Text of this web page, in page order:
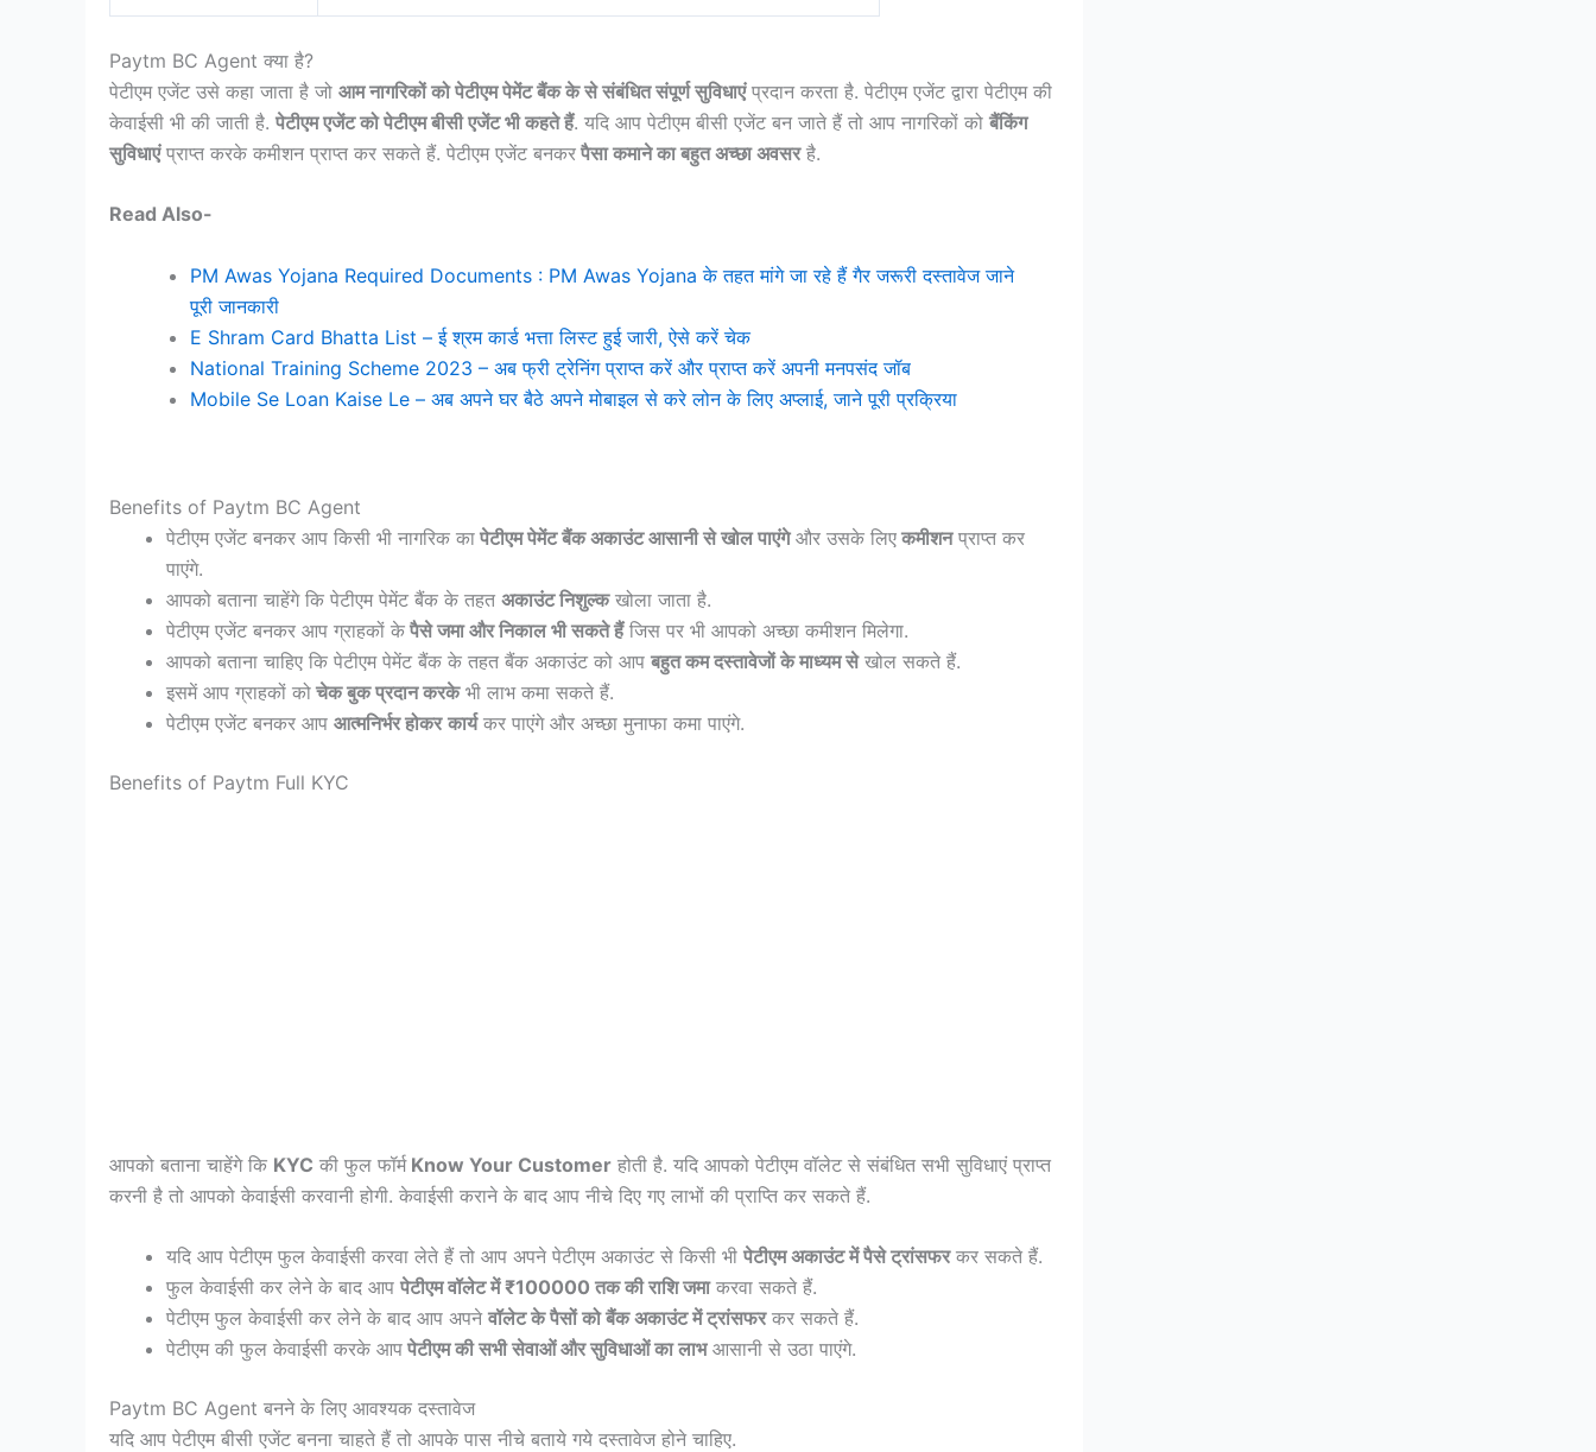
Paytm BC Agent क्या है?
पेटीएम एजेंट उसे कहा जाता है जो आम नागरिकों को पेटीएम पेमेंट बैंक के से संबंधित संपूर्ण सुविधाएंप्रदान करता है. पेटीएम एजेंट द्वारा पेटीएम की
केवाईसी भी की जाती है. पेटीएम एजेंट को पेटीएम बीसी एजेंट भी कहते हैं. यदि आप पेटीएम बीसी एजेंट बन जाते हैं तो आप नागरिकों को बैंकिंग
सुविधाएंप्राप्त करके कमीशन प्राप्त कर सकते हैं. पेटीएम एजेंट बनकर पैसा कमाने का बहुत अच्छा अवसरहै.
Read Also-
PM Awas Yojana Required Documents : PM Awas Yojana के तहत मांगे जा रहे हैं गैर जरूरी दस्तावेज जाने
पूरी जानकारी
E Shram Card Bhatta List – ई श्रम कार्ड भत्ता लिस्ट हुई जारी, ऐसे करें चेक
National Training Scheme 2023 – अब फ्री ट्रेनिंग प्राप्त करें और प्राप्त करें अपनी मनपसंद जॉब
Mobile Se Loan Kaise Le – अब अपने घर बैठे अपने मोबाइल से करे लोन के लिए अप्लाई, जाने पूरी प्रक्रिया
Benefits of Paytm BC Agent
पेटीएम एजेंट बनकर आप किसी भी नागरिक का पेटीएम पेमेंट बैंक अकाउंट आसानी से खोल पाएंगेऔर उसके लिए कमीशनप्राप्त कर
पाएंगे.
आपको बताना चाहेंगे कि पेटीएम पेमेंट बैंक के तहत अकाउंट निशुल्कखोला जाता है.
पेटीएम एजेंट बनकर आप ग्राहकों के पैसे जमा और निकाल भी सकते हैंजिस पर भी आपको अच्छा कमीशन मिलेगा.
आपको बताना चाहिए कि पेटीएम पेमेंट बैंक के तहत बैंक अकाउंट को आप बहुत कम दस्तावेजों के माध्यम सेखोल सकते हैं.
इसमें आप ग्राहकों को चेक बुक प्रदान करकेभी लाभ कमा सकते हैं.
पेटीएम एजेंट बनकर आप आत्मनिर्भर होकर कार्यकर पाएंगे और अच्छा मुनाफा कमा पाएंगे.
Benefits of Paytm Full KYC
आपको बताना चाहेंगे कि KYC की फुल फॉर्मKnow Your Customer होती है. यदि आपको पेटीएम वॉलेट से संबंधित सभी सुविधाएं प्राप्त
करनी है तो आपको केवाईसी करवानी होगी. केवाईसी कराने के बाद आप नीचे दिए गए लाभों की प्राप्ति कर सकते हैं.
यदि आप पेटीएम फुल केवाईसी करवा लेते हैं तो आप अपने पेटीएम अकाउंट से किसी भी पेटीएम अकाउंट में पैसे ट्रांसफरकर सकते हैं.
फुल केवाईसी कर लेने के बाद आप पेटीएम वॉलेट में ₹100000 तक की राशि जमाकरवा सकते हैं.
पेटीएम फुल केवाईसी कर लेने के बाद आप अपने वॉलेट के पैसों को बैंक अकाउंट में ट्रांसफरकर सकते हैं.
पेटीएम की फुल केवाईसी करके आप पेटीएम की सभी सेवाओं और सुविधाओं का लाभआसानी से उठा पाएंगे.
Paytm BC Agent बनने के लिए आवश्यक दस्तावेज
यदि आप पेटीएम बीसी एजेंट बनना चाहते हैं तो आपके पास नीचे बताये गये दस्तावेज होने चाहिए.